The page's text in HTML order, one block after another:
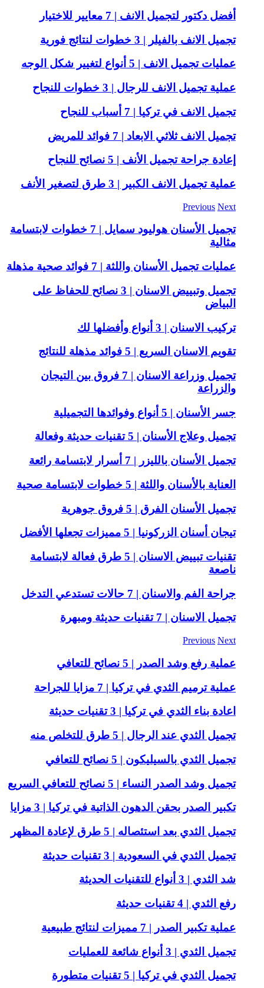
أفضل دكتور لتجميل الانف | 7 معايير للاختيار
تجميل الانف بالفيلر | 3 خطوات لنتائج فورية
عمليات تجميل الانف | 5 أنواع لتغيير شكل الوجه
عملية تجميل الانف للرجال | 3 خطوات للنجاح
تجميل الانف في تركيا | 7 أسباب للنجاح
تجميل الانف ثلاثي الابعاد | 7 فوائد للمريض
إعادة جراحة تجميل الأنف | 5 نصائح للنجاح
عملية تجميل الانف الكبير | 3 طرق لتصغير الأنف
Previous Next
تجميل الأسنان هوليود سمايل | 7 خطوات لابتسامة
مثالية
عمليات تجميل الأسنان واللثة | 7 فوائد صحية مذهلة
تجميل وتبييض الاسنان | 3 نصائح للحفاظ على
البياض
تركيب الاسنان | 3 أنواع وأفضلها لك
تقويم الاسنان السريع | 5 فوائد مذهلة للنتائج
تجميل وزراعة الاسنان | 7 فروق بين التيجان
والزراعة
جسر الأسنان | 5 أنواع وفوائدها التجميلية
تجميل وعلاج الأسنان | 5 تقنيات حديثة وفعالة
تجميل الأسنان بالليزر | 7 أسرار لابتسامة رائعة
العناية بالأسنان واللثة | 5 خطوات لابتسامة صحية
تجميل الأسنان الفرق | 5 فروق جوهرية
تيجان أسنان الزركونيا | 5 مميزات تجعلها الأفضل
تقنيات تبييض الاسنان | 5 طرق فعالة لابتسامة
ناصعة
جراحة الفم والاسنان | 7 حالات تستدعي التدخل
تجميل الاسنان | 7 تقنيات حديثة ومبهرة
Previous Next
عملية رفع وشد الصدر | 5 نصائح للتعافي
عملية ترميم الثدي في تركيا | 7 مزايا للجراحة
اعادة بناء الثدي في تركيا | 3 تقنيات حديثة
تجميل الثدي عند الرجال | 5 طرق للتخلص منه
تجميل الثدي بالسيليكون | 5 نصائح للتعافي
تجميل وشد الصدر النساء | 5 نصائح للتعافي السريع
تكبير الصدر بحقن الدهون الذاتية في تركيا | 3 مزايا
تجميل الثدي بعد استئصاله | 5 طرق لإعادة المظهر
تجميل الثدي في السعودية | 3 تقنيات حديثة
شد الثدي | 3 أنواع للتقنيات الحديثة
رفع الثدي | 4 تقنيات حديثة
عملية تكبير الصدر | 7 مميزات لنتائج طبيعية
تجميل الثدي | 3 أنواع شائعة للعمليات
تجميل الثدي في تركيا | 5 تقنيات متطورة